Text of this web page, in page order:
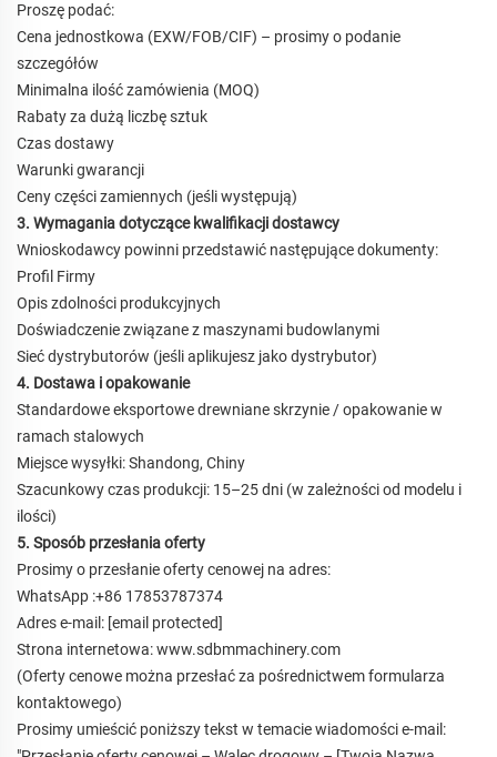
Proszę podać:
Cena jednostkowa (EXW/FOB/CIF) – prosimy o podanie
szczegółów
Minimalna ilość zamówienia (MOQ)
Rabaty za dużą liczbę sztuk
Czas dostawy
Warunki gwarancji
Ceny części zamiennych (jeśli występują)
3. Wymagania dotyczące kwalifikacji dostawcy
Wnioskodawcy powinni przedstawić następujące dokumenty:
Profil Firmy
Opis zdolności produkcyjnych
Doświadczenie związane z maszynami budowlanymi
Sieć dystrybutorów (jeśli aplikujesz jako dystrybutor)
4. Dostawa i opakowanie
Standardowe eksportowe drewniane skrzynie / opakowanie w
ramach stalowych
Miejsce wysyłki: Shandong, Chiny
Szacunkowy czas produkcji: 15–25 dni (w zależności od modelu i
ilości)
5. Sposób przesłania oferty
Prosimy o przesłanie oferty cenowej na adres:
WhatsApp :+86 17853787374
Adres e-mail: [email protected]
Strona internetowa: www.sdbmmachinery.com
(Oferty cenowe można przesłać za pośrednictwem formularza
kontaktowego)
Prosimy umieścić poniższy tekst w temacie wiadomości e-mail: